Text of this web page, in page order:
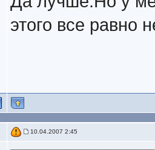
этого все равно
10.04.2007 2:45